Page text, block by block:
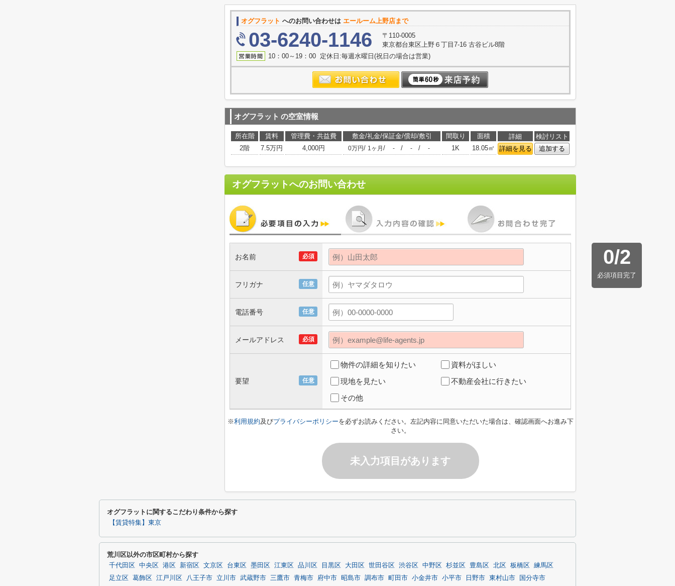
オグフラット へのお問い合わせは エールーム上野店まで
03-6240-1146
〒110-0005
東京都台東区上野６丁目7-16 古谷ビル8階
10：00～19：00 定休日:毎週水曜日(祝日の場合は営業)
オグフラット の空室情報
所在階 賃料 管理費・共益費 敷金/礼金/保証金/償却/敷引 間取り 面積 詳細
検討リスト
2階
7.5万円 4,000円 0万円/ 1ヶ月 / - / - / - 1K 18.05㎡ 詳細を見る 追加する
オグフラットへのお問い合わせ
0/2
必須項目完了
必須
お名前
任意
フリガナ
任意
電話番号
必須
メールアドレス
任意
要望
物件の詳細を知りたい
資料がほしい
現地を見たい
不動産会社に行きたい
その他
※利用規約及びプライバシーポリシーを必ずお読みください。左記内容に同意いただいた場合は、確認画面へお進み下
さい。
未入力項目があります
オグフラットに関するこだわり条件から探す
【賃貸特集】東京
荒川区以外の市区町村から探す
千代田区 中央区 港区 新宿区 文京区 台東区 墨田区 江東区 品川区 目黒区 大田区 世田谷区 渋谷区 中野区 杉並区 豊島区 北区 板橋区
練馬区
足立区
葛飾区 江戸川区 八王子市 立川市 武蔵野市 三鷹市 青梅市 府中市 昭島市 調布市 町田市 小金井市 小平市 日野市 東村山市 国分寺市